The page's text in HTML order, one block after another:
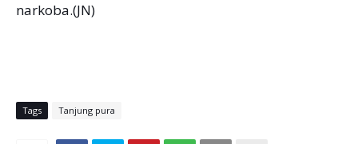
narkoba.(JN)
Tags Tanjung pura